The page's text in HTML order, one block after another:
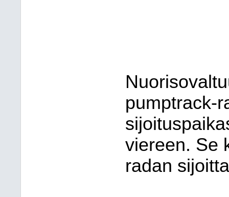
pumptrack-
viereen. Se
radan